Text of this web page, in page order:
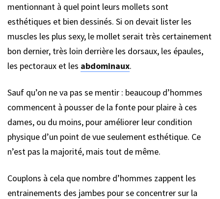
mentionnant à quel point leurs mollets sont
esthétiques et bien dessinés. Si on devait lister les
muscles les plus sexy, le mollet serait très certainement
bon dernier, très loin derrière les dorsaux, les épaules,
les pectoraux et les abdominaux.
Sauf qu’on ne va pas se mentir : beaucoup d’hommes
commencent à pousser de la fonte pour plaire à ces
dames, ou du moins, pour améliorer leur condition
physique d’un point de vue seulement esthétique. Ce
n’est pas la majorité, mais tout de même.
Couplons à cela que nombre d’hommes zappent les
entrainements des jambes pour se concentrer sur la